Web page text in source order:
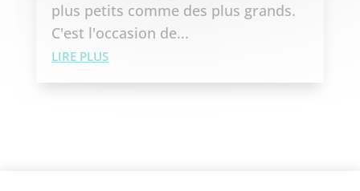
plus petits comme des plus grands.
C'est l'occasion de...
LIRE PLUS